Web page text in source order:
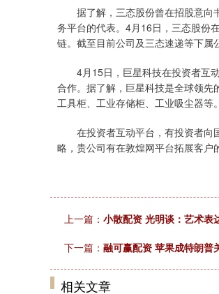
据了解，三态股份曾在招股意向
务平台的代表。4月16日，三态股份
链。截至目前公司及三态速递等下属
4月15日，巨星科技在投资者互动
合作。据了解，巨星科技是全球领先
工具柜、工业存储柜、工业吸尘器等。
在投资者互动平台，有投资者向
略，贵公司有在敦煌网平台拓展客户
上一篇： 小散配资 光明谈：艺术表
下一篇： 融可赢配资 苹果成特朗普
相关文章